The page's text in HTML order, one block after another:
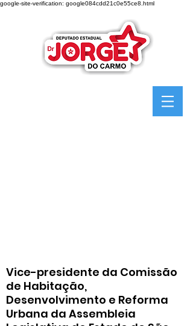
google-site-verification: google084cdd21c0e55ce8.html
Vice-presidente da Comissão
de Habitação,
Desenvolvimento e Reforma
Urbana da Assembleia